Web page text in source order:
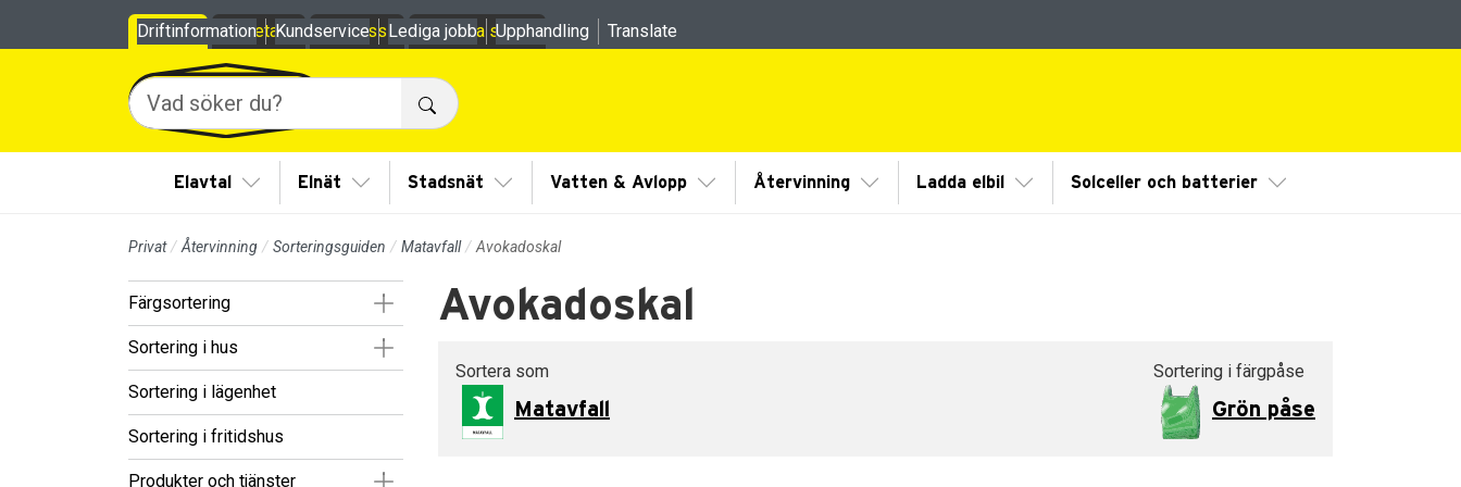
Till sidans huvudinnehåll
Privat
Företag Om oss Mina sidor
Sök
Elavtal Visa/Göm undermeny
Elnät Visa/Göm undermeny
Stadsnät Visa/Göm undermeny
Vatten & Avlopp Visa/Göm undermeny
Återvinning Visa/Göm undermeny
Ladda elbil Visa/Göm undermeny
Solceller och batterier Visa/Göm undermeny
Driftinformation Kundservice Lediga jobb Upphandling Translate
Privat Återvinning Sorteringsguiden Matavfall Avokadoskal
Färgsortering Visa/Göm undermeny
Sortering i hus Visa/Göm undermeny
Sortering i lägenhet
Sortering i fritidshus
Produkter och tjänster Visa/Göm undermeny
Avokadoskal
Sortera som
Matavfall
Sortering i färgpåse
Grön påse